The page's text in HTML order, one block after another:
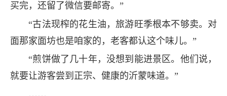
买完，还留了微信要邮寄。”
“古法现榨的花生油，旅游旺季根本不够卖。对
面那家面坊也是咱家的，老客都认这个味儿。”
“煎饼做了几十年，没想到能进景区。他们说，
就要让游客尝到正宗、健康的沂蒙味道。”
……